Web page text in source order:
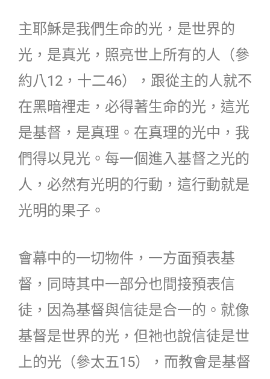
主耶穌是我們生命的光，是世界的
光，是真光，照亮世上所有的人（參
約八12，十二46），跟從主的人就不
在黑暗裡走，必得著生命的光，這光
是基督，是真理。在真理的光中，我
們得以見光。每一個進入基督之光的
人，必然有光明的行動，這行動就是
光明的果子。
會幕中的一切物件，一方面預表基
督，同時其中一部分也間接預表信
徒，因為基督與信徒是合一的。就像
基督是世界的光，但祂也說信徒是世
上的光（參太五15），而教會是基督